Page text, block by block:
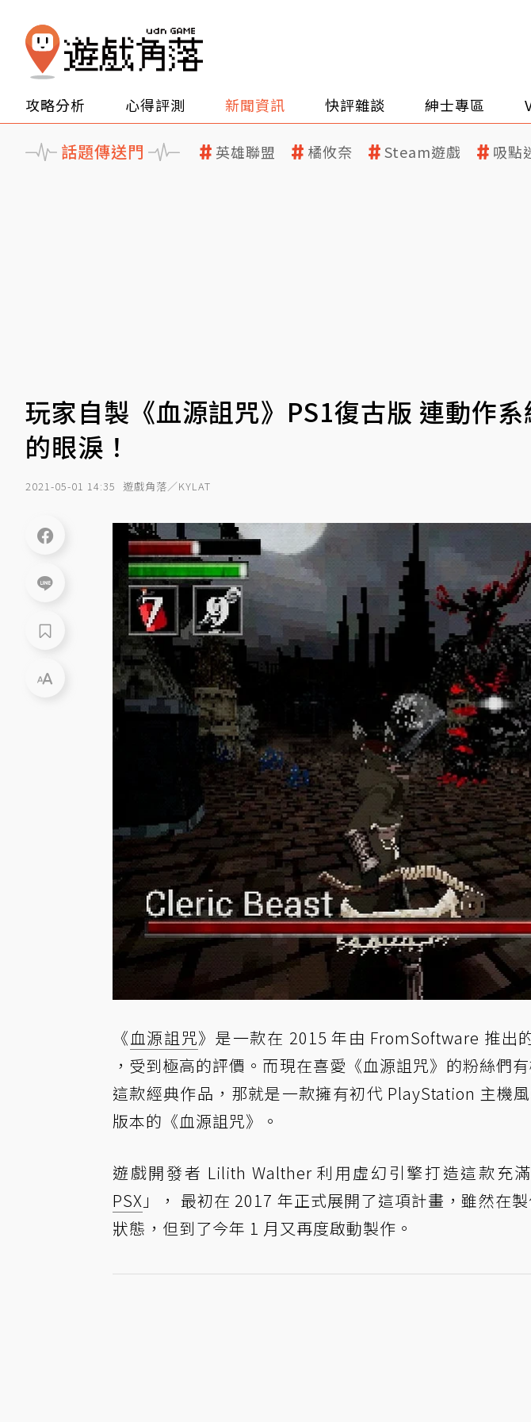
攻略分析 心得評測 新聞資訊 快評雜談 紳士專區
話題傳送門 英雄聯盟 橘攸奈 Steam遊戲 吸點
玩家自製《血源詛咒》PS1復古版 連動作
的眼淚！
2021-05-01 14:35 遊戲角落／KYLAT
《 血源詛咒》是一款在 2015 年由 FromSoftware 推出
，受到極高的評價。而現在喜愛《血源詛咒》的粉絲們
這款經典作品，那就是一款擁有初代 PlayStation 主機
版本的《血源詛咒》。
遊戲開發者 Lilith Walther 利用虛幻引擎打造這款充
PSX 」， 最初在 2017 年正式展開了這項計畫，雖然在
狀態，但到了今年 1 月又再度啟動製作。